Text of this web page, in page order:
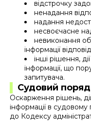
відстрочку
ненадання
надання
несвоєчасне
невиконання
інформації
інші рішення,
інформації, що
запитувача.
Судовий
Оскарження рішень,
інформації в
до Кодексу